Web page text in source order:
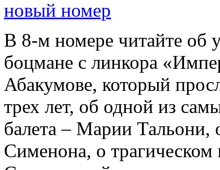
новый номер
В 8-м номере читайте об
боцмане с линкора
Абакумове, который
трех лет, об одной из
балета – Марии
Сименона, о трагическом